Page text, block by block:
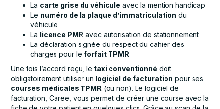
La carte grise du véhicule avec la mention handicap
Le numéro de la plaque d’immatriculation du
véhicule
La licence PMR avec autorisation de stationnement
La déclaration signée du respect du cahier des
charges pour leforfait TPMR
Une fois l’accord reçu, le taxi conventionné doit
obligatoirement utiliser un logiciel de facturation pour ses
courses médicales TPMR (ou non). Le logiciel de
facturation, Caree, vous permet de créer une course avec la